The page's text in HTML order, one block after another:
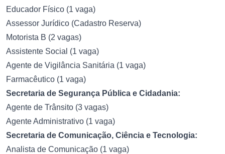
Educador Físico (1 vaga)
Assessor Jurídico (Cadastro Reserva)
Motorista B (2 vagas)
Assistente Social (1 vaga)
Agente de Vigilância Sanitária (1 vaga)
Farmacêutico (1 vaga)
Secretaria de Segurança Pública e Cidadania:
Agente de Trânsito (3 vagas)
Agente Administrativo (1 vaga)
Secretaria de Comunicação, Ciência e Tecnologia:
Analista de Comunicação (1 vaga)